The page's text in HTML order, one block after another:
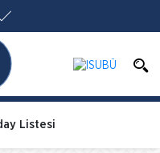
Listesi